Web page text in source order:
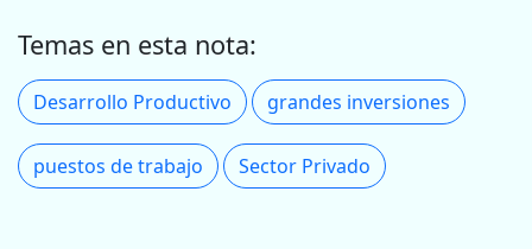
Temas en esta nota:
Desarrollo Productivo grandes inversiones
puestos de trabajo Sector Privado